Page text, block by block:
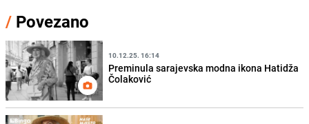
/ Povezano
10.12.25. 16:14
Preminula sarajevska modna ikona Hatidža
Čolaković